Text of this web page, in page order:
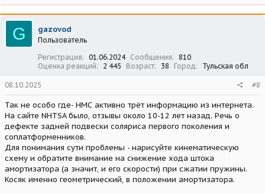
G gazovod
Пользователь
Регистрация
01.06.2024 Сообщения
810
Оценка реакций
2 445 Возраст 38 Город Тульская обл
08.10.2025 #8
Так не особо где- НМС активно трёт информацию из интернета.
На сайте NHTSA было, отзывы около 10-12 лет назад. Речь о
дефекте задней подвески соляриса первого поколения и
соплатформенников.
Для понимания сути проблемы - нарисуйте кинематическую
схему и обратите внимание на снижение хода штока
амортизатора (а значит, и его скорости) при сжатии пружины.
Косяк именно геометрический, в положении амортизатора.